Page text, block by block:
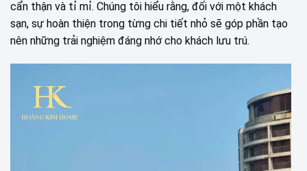
cẩn thận và tỉ mỉ. Chúng tôi hiểu rằng, đối với một khách
sạn, sự hoàn thiện trong từng chi tiết nhỏ sẽ góp phần tạo
nên những trải nghiệm đáng nhớ cho khách lưu trú.